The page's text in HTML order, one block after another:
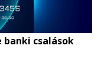
banki csalások